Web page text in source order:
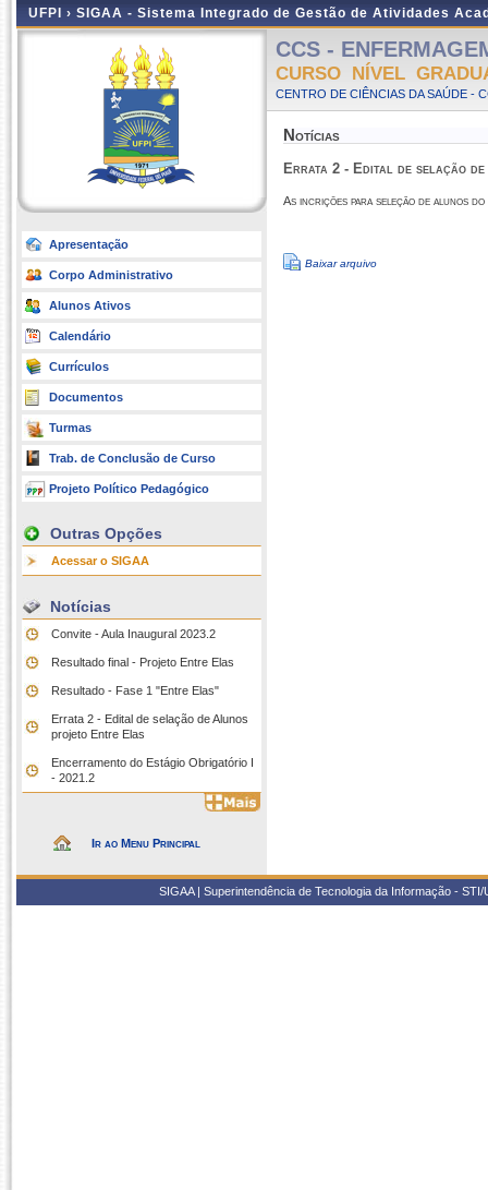
UFPI › SIGAA - Sistema Integrado de Gestão de Atividades
Apresentação
Corpo Administrativo
Alunos Ativos
Calendário
Currículos
Documentos
Turmas
Trab. de Conclusão de Curso
Projeto Político Pedagógico
Outras Opções
Acessar o SIGAA
Notícias
Convite - Aula Inaugural 2023.2
Resultado final - Projeto Entre Elas
Resultado - Fase 1 "Entre Elas"
Errata 2 - Edital de selação de Alunos
projeto Entre Elas
Encerramento do Estágio Obrigatório I
- 2021.2
Ir ao Menu Principal
CCS -
CURSO NÍVEL
CENTRO DE CIÊNCIAS DA SAÚDE -
Notícias
Errata 2 - Edital de selação
As incrições para seleção de alunos
Baixar arquivo
SIGAA | Superintendência de Tecnologia da Informação -